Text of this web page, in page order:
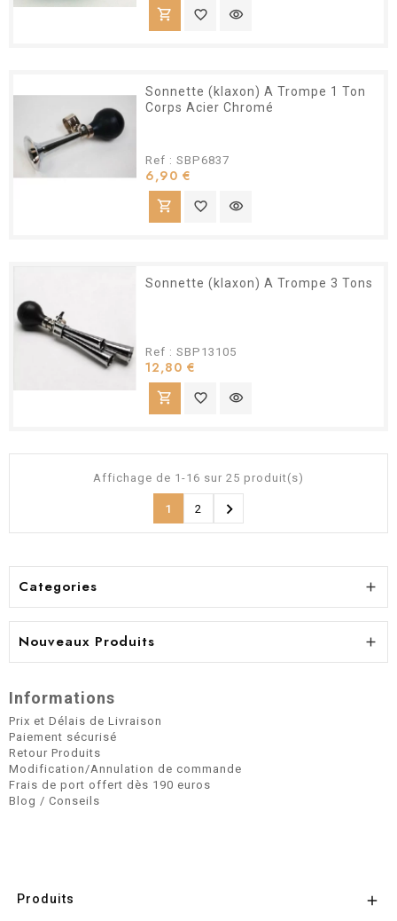
shopping_cart favorite_border visibility
Sonnette (klaxon) A Trompe 1 Ton
Corps Acier Chromé
Ref : SBP6837
6,90 €
shopping_cart favorite_border visibility
Sonnette (klaxon) A Trompe 3 Tons
Ref : SBP13105
12,80 €
shopping_cart favorite_border visibility
Affichage de 1-16 sur 25 produit(s)
1 2 
Categories 
Nouveaux Produits 
Informations
Prix et Délais de Livraison
Paiement sécurisé
Retour Produits
Modification/Annulation de commande
Frais de port offert dès 190 euros
Blog / Conseils
Produits 